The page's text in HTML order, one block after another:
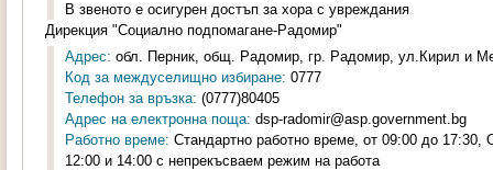
В звеното е осигурен достъп за хора с увреждания
Дирекция "Социално подпомагане-Радомир"
Адрес: обл. Перник, общ. Радомир, гр. Радомир, ул.Кирил и
Код за междуселищно избиране: 0777
Телефон за връзка: (0777)80405
Адрес на електронна поща: dsp-radomir@asp.government.bg
Работно време: Стандартно работно време, от 09:00 до
12:00 и 14:00 с непрекъсваем режим на работа